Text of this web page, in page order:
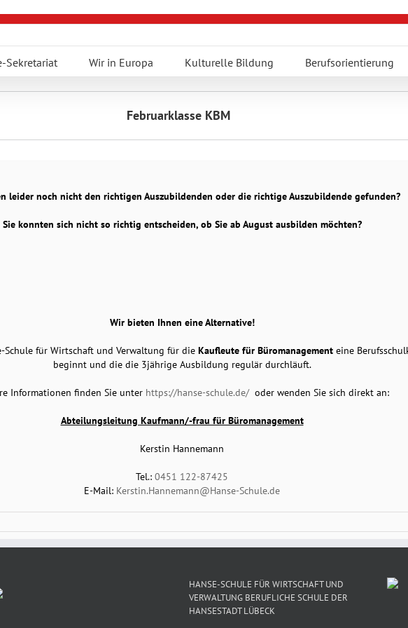
Sekretariat Wir in Europa Kulturelle Bildung Berufsorientierung
Februarklasse KBM
leider noch nicht den richtigen Auszubildenden oder die richtige Auszubildende gefunden?
Sie konnten sich nicht so richtig entscheiden, ob Sie ab August ausbilden möchten?
Wir bieten Ihnen eine Alternative!
Schule für Wirtschaft und Verwaltung für die Kaufleute für Büromanagement eine
beginnt und die die 3jährige Ausbildung regulär durchläuft.
Informationen finden Sie unter https://hanse-schule.de/oder wenden Sie sich direkt an:
Abteilungsleitung Kaufmann/-frau für Büromanagement
Kerstin Hannemann
Tel.: 0451 122-87425
E-Mail: Kerstin.Hannemann@Hanse-Schule.de
HANSE-SCHULE FÜR WIRTSCHAFT UND
VERWALTUNG BERUFLICHE SCHULE DER
HANSESTADT LÜBECK